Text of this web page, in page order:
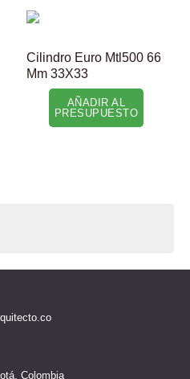
Cilindro Euro Mtl500 66
Mm 33X33
AÑADIR AL
PRESUPUESTO
Colombia